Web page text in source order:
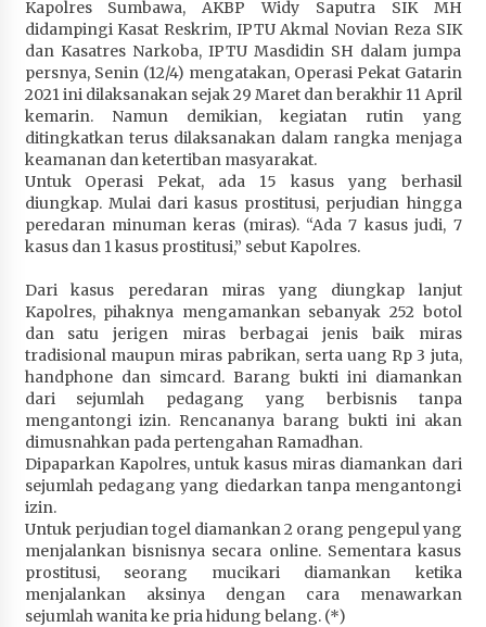
4 minggu ago
Bupati Sumbawa Lepas 487 Atlet dari Berbagai
Cabor yang Akan Berjuang pada PORPROV XII
NTB 2026
4 minggu ago
BAZNAS Kabupaten Sumbawa Salurkan Bantuan
Program 100 Mustahik Per Desa di Desa Teluk
Santong
4 minggu ago
Dosen UTS Siap Kembangkan Inovasi Lewat
Pelatihan PDPP 2026 Bali
4 minggu ago
Terapkan “Polantas Menyapa”, Satlantas Polres
Sumbawa Berupaya Wujudkan Pelayanan
Kepolisian yang Profesional
4 minggu ago
Capaian Program Pemerintah Kabupaten
Sumbawa Terus Dirasakan Masyarakat
1 bulan ago
Kapolres Sumbawa, AKBP Widy Saputra SIK MH
didampingi Kasat Reskrim, IPTU Akmal Novian Reza SIK
dan Kasatres Narkoba, IPTU Masdidin SH dalam jumpa
persnya, Senin (12/4) mengatakan, Operasi Pekat Gatarin
2021 ini dilaksanakan sejak 29 Maret dan berakhir 11 April
kemarin. Namun demikian, kegiatan rutin yang
ditingkatkan terus dilaksanakan dalam rangka menjaga
keamanan dan ketertiban masyarakat.
Untuk Operasi Pekat, ada 15 kasus yang berhasil
diungkap. Mulai dari kasus prostitusi, perjudian hingga
peredaran minuman keras (miras). “Ada 7 kasus judi, 7
kasus dan 1 kasus prostitusi,” sebut Kapolres.
Dari kasus peredaran miras yang diungkap lanjut
Kapolres, pihaknya mengamankan sebanyak 252 botol
dan satu jerigen miras berbagai jenis baik miras
tradisional maupun miras pabrikan, serta uang Rp 3 juta,
handphone dan simcard. Barang bukti ini diamankan
dari sejumlah pedagang yang berbisnis tanpa
mengantongi izin. Rencananya barang bukti ini akan
dimusnahkan pada pertengahan Ramadhan.
Dipaparkan Kapolres, untuk kasus miras diamankan dari
sejumlah pedagang yang diedarkan tanpa mengantongi
izin.
Untuk perjudian togel diamankan 2 orang pengepul yang
menjalankan bisnisnya secara online. Sementara kasus
prostitusi, seorang mucikari diamankan ketika
menjalankan aksinya dengan cara menawarkan
sejumlah wanita ke pria hidung belang. (*)